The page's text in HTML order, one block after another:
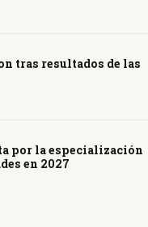
tras resultados de las
por la especialización
en 2027